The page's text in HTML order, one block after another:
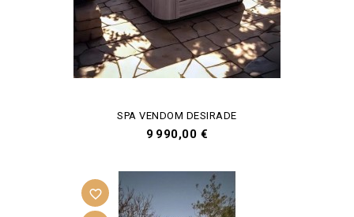
SPA VENDOM DESIRADE
Prix
9 990,00 €
favorite_border